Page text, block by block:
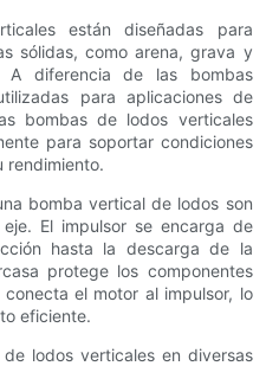
están diseñadas para
sólidas, como arena, grava y
A diferencia de las bombas
para aplicaciones de
bombas de lodos verticales
para soportar condiciones
rendimiento.
bomba vertical de lodos son
El impulsor se encarga de
hasta la descarga de la
protege los componentes
el motor al impulsor, lo
eficiente.
lodos verticales en diversas